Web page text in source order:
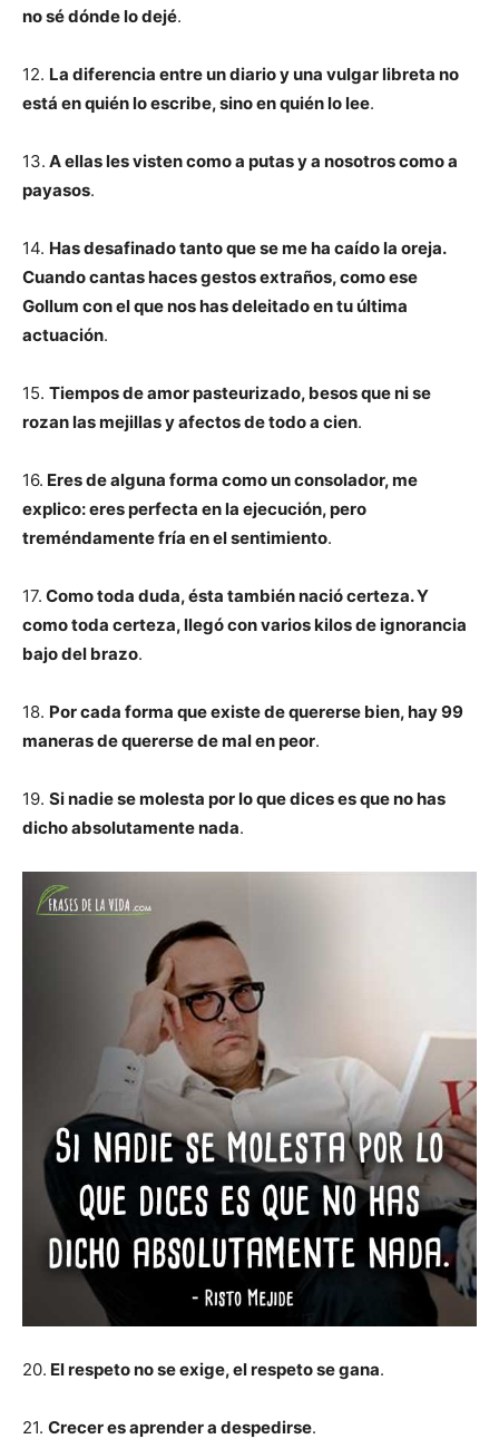
no sé dónde lo dejé.
12. La diferencia entre un diario y una vulgar libreta no
está en quién lo escribe, sino en quién lo lee.
13. A ellas les visten como a putas y a nosotros como a
payasos.
14. Has desafinado tanto que se me ha caído la oreja.
Cuando cantas haces gestos extraños, como ese
Gollum con el que nos has deleitado en tu última
actuación.
15. Tiempos de amor pasteurizado, besos que ni se
rozan las mejillas y afectos de todo a cien.
16. Eres de alguna forma como un consolador, me
explico: eres perfecta en la ejecución, pero
treméndamente fría en el sentimiento.
17. Como toda duda, ésta también nació certeza. Y
como toda certeza, llegó con varios kilos de ignorancia
bajo del brazo.
18. Por cada forma que existe de quererse bien, hay 99
maneras de quererse de mal en peor.
19. Si nadie se molesta por lo que dices es que no has
dicho absolutamente nada.
20. El respeto no se exige, el respeto se gana.
21. Crecer es aprender a despedirse.